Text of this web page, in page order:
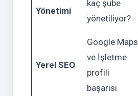
Yönetimi
kaç şube
yönetiliyor?
Yerel SEO
Google Maps
ve İşletme
profili
başarısı